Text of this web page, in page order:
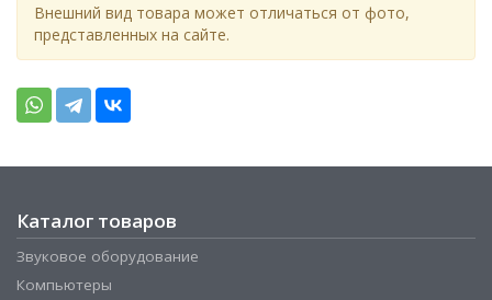
Внешний вид товара может отличаться от фото,
представленных на сайте.
Каталог товаров
Звуковое оборудование
Компьютеры